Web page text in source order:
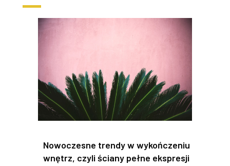
Nowoczesne trendy w wykończeniu
wnętrz, czyli ściany pełne ekspresji